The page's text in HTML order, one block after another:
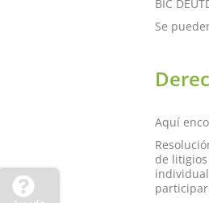
BIC
Se
Aquí
de